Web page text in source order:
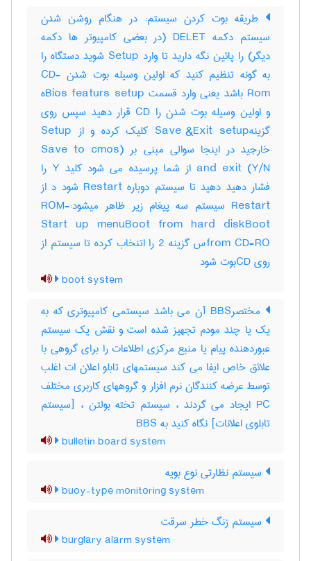
طریقه بوت کردن سیستم: در هنگام روشن شدن
سیستم دکمه DELET (در بعضی کامپیوتر ها دکمه
دیگر) را پائین نگه دارید تا وارد Setup شوید دستگاه را
به گونه تنظیم کنید که اولین وسیله بوت شدن CD-
Rom باشد یعنی وارد قسمت Bios featurs setupه
و اولین وسیله بوت شدن را CD قرار دهید سپس روی
گزینهSave &Exit setup کلیک کرده و از Setup
خارجید در اینجا سوالی مبنی بر (Save to cmos
and exit (Y/N از شما پرسیده می شود کلید Y را
فشار دهید دهید تا سیستم دوباره Restart شود د از
Restart سیستم سه پیغام زیر ظاهر میشود:-ROM
Start up menuBoot from hard diskBoot
from CD-ROس گزینه 2 را اتنخاب کرده تا سیستم از
روی CDبوت شود
boot system
مختصرBBS آن می باشد سیستمی کامپیوتری که به
یک یا چند مودم تجهیز شده است و نقش یک سیستم
عبوردهنده پیام یا منبع مرکزی اطلاعات را برای گروهی با
علائق خاص ایفا می کند سیستمهای تابلو اعلان ات اغلب
توسط عرضه کنندگان نرم افزار و گروههای کاربری مختلف
PC ایجاد می گردند ، سیستم تخته بولتن ، [سیستم
تابلوی اعلانات] نگاه کنید به ‎ BBS
bulletin board system
سیستم نظارتی نوع بویه
buoy-type monitoring system
سیستم زنگ خطر سرقت
burglary alarm system